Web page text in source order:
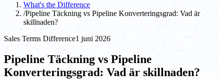
What's the Difference
/Pipeline Täckning vs Pipeline Konverteringsgrad: Vad är
skillnaden?
Sales Terms Difference1 juni 2026
Pipeline Täckning vs Pipeline
Konverteringsgrad: Vad är skillnaden?